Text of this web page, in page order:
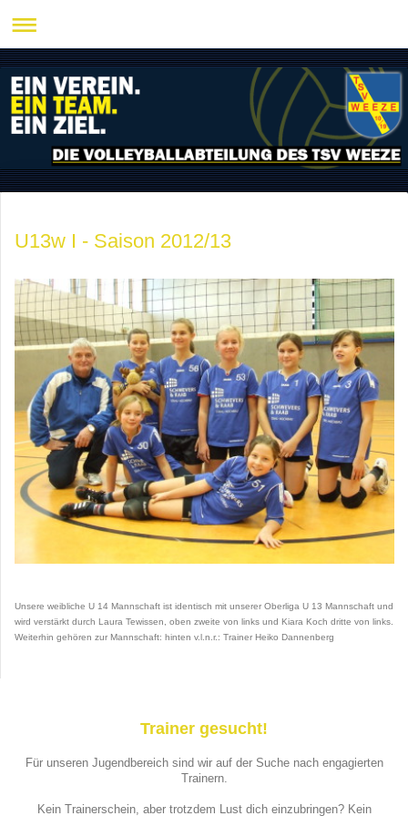
U13w I - Saison 2012/13
Unsere weibliche U 14 Mannschaft ist identisch mit unserer Oberliga U 13 Mannschaft und
wird verstärkt durch Laura Tewissen, oben zweite von links und Kiara Koch dritte von links.
Weiterhin gehören zur Mannschaft: hinten v.l.n.r.: Trainer Heiko Dannenberg
Trainer gesucht!
Für unseren Jugendbereich sind wir auf der Suche nach engagierten
Trainern.
Kein Trainerschein, aber trotzdem Lust dich einzubringen? Kein